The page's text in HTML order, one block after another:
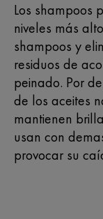
Los shampoos
niveles más
shampoos y
residuos de
peinado. Por
de los aceites
mantienen
usan con
provocar su